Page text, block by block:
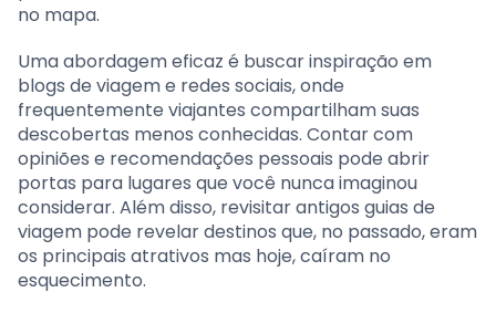
no mapa.
Uma abordagem eficaz é buscar inspiração em
blogs de viagem e redes sociais, onde
frequentemente viajantes compartilham suas
descobertas menos conhecidas. Contar com
opiniões e recomendações pessoais pode abrir
portas para lugares que você nunca imaginou
considerar. Além disso, revisitar antigos guias de
viagem pode revelar destinos que, no passado, eram
os principais atrativos mas hoje, caíram no
esquecimento.